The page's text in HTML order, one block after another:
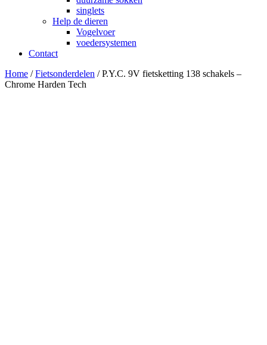
singlets
Help de dieren
Vogelvoer
voedersystemen
Contact
Home /Fietsonderdelen / P.Y.C. 9V fietsketting 138 schakels –
Chrome Harden Tech